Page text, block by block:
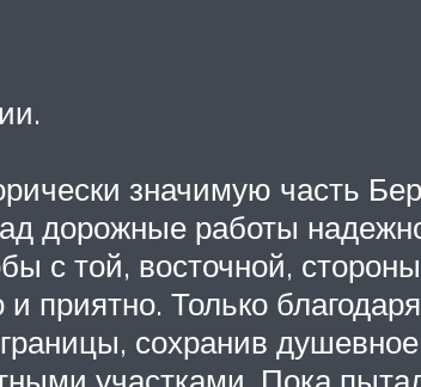
значимую часть
дорожные работы
с той, восточной,
приятно. Только
сохранив
участками. Пока